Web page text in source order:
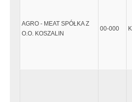
AGRO - MEAT SPÓŁKA Z
O.O. KOSZALIN
00-000